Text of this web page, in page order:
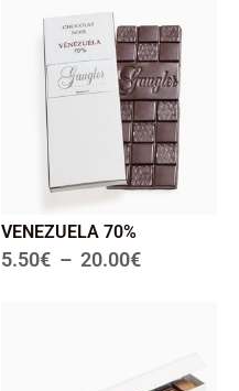
VENEZUELA 70%
5.50€ – 20.00€